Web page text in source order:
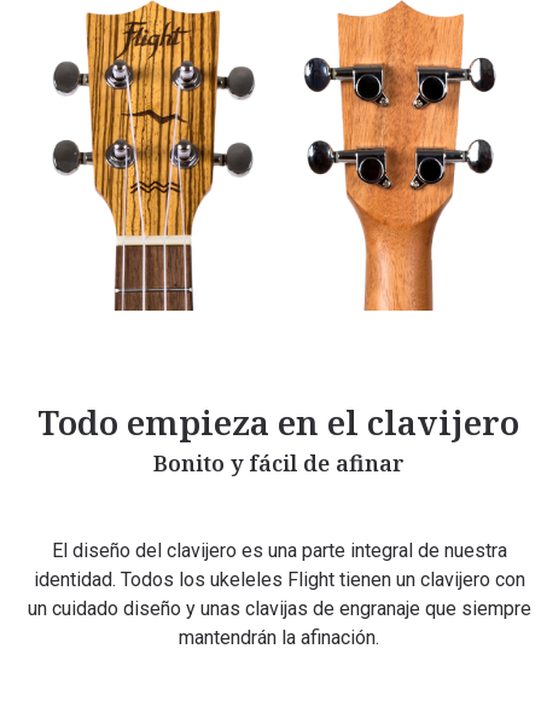
Todo empieza en el clavijero
Bonito y fácil de afinar
El diseño del clavijero es una parte integral de nuestra
identidad. Todos los ukeleles Flight tienen un clavijero con
un cuidado diseño y unas clavijas de engranaje que siempre
mantendrán la afinación.